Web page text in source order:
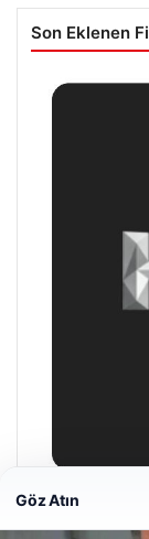
Son Eklenen
Göz Atın